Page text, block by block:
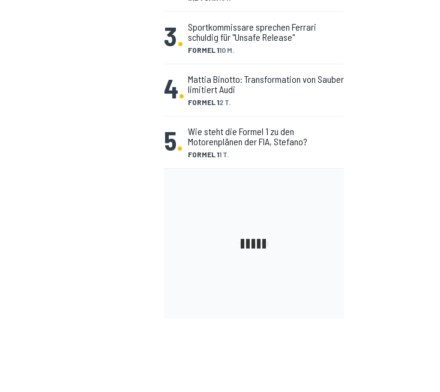
3. FORMEL 110 M.
Sportkommissare sprechen Ferrari
schuldig für "Unsafe Release"
4. FORMEL 12 T.
Mattia Binotto: Transformation von Sauber
limitiert Audi
5. FORMEL 11 T.
Wie steht die Formel 1 zu den
Motorenplänen der FIA, Stefano?